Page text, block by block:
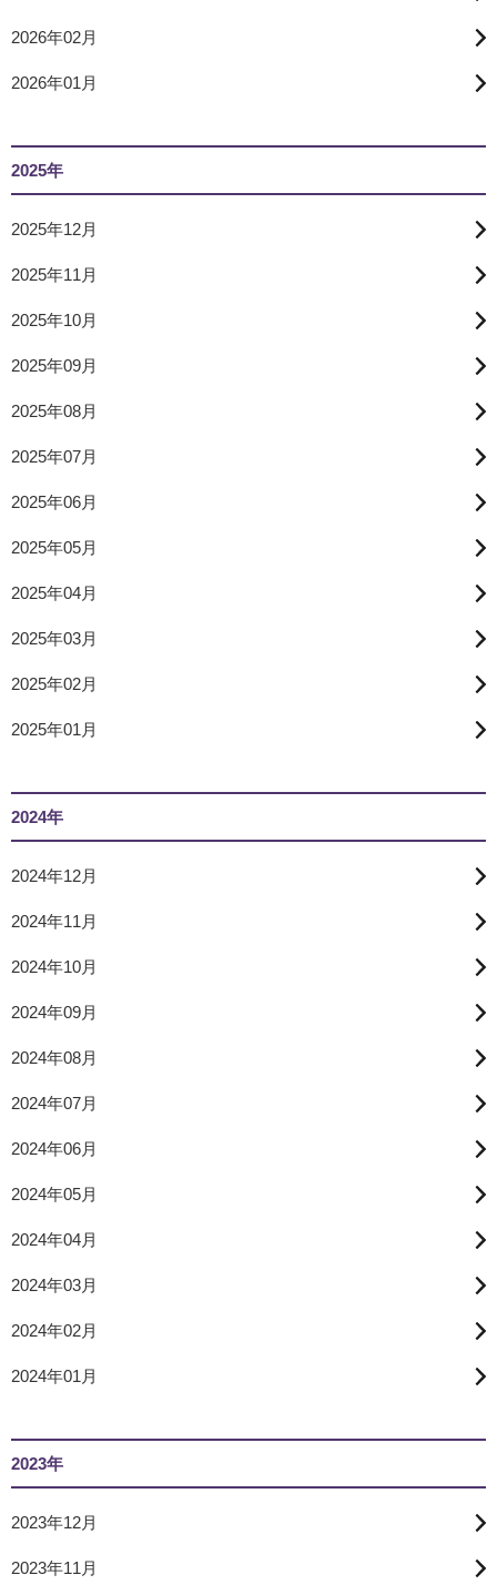
2026年02月
2026年01月
2025年
2025年12月
2025年11月
2025年10月
2025年09月
2025年08月
2025年07月
2025年06月
2025年05月
2025年04月
2025年03月
2025年02月
2025年01月
2024年
2024年12月
2024年11月
2024年10月
2024年09月
2024年08月
2024年07月
2024年06月
2024年05月
2024年04月
2024年03月
2024年02月
2024年01月
2023年
2023年12月
2023年11月